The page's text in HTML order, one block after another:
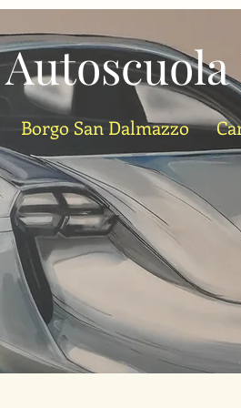
Borgo San Dalmazzo